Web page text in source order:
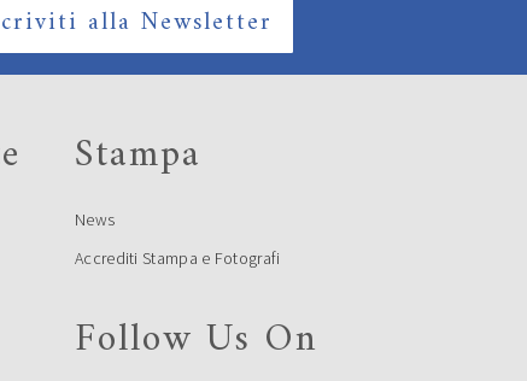
alla Newsletter
Stampa
News
Accrediti Stampa e Fotografi
Follow Us On